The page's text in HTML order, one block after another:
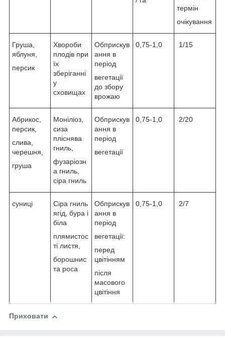
термін
очікування
Груша,
яблуня,
персик
Хвороби
плодів при
їх
зберіганні
у
сховищах
Обприскув
ання в
період
вегетації
до збору
врожаю
0,75-1,0 1/15
Абрикос,
персик,
слива,
черешня,
груша
Моніліоз,
сиза
пліснява
гниль,
фузаріозн
а гниль,
сіра гниль
Обприскув
ання в
період
вегетації
0,75-1,0 2/20
суниці
Сіра гниль
ягід, бура і
біла
плямистос
ті листя,
борошнис
та роса
Обприскув
ання в
період
вегетації:
перед
цвітінням
після
масового
цвітіння
0,75-1,0 2/7
Приховати